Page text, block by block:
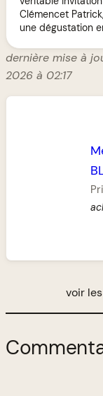
Clémencet
une dégustation
dernière mise à
2026 à 02:17
voir les